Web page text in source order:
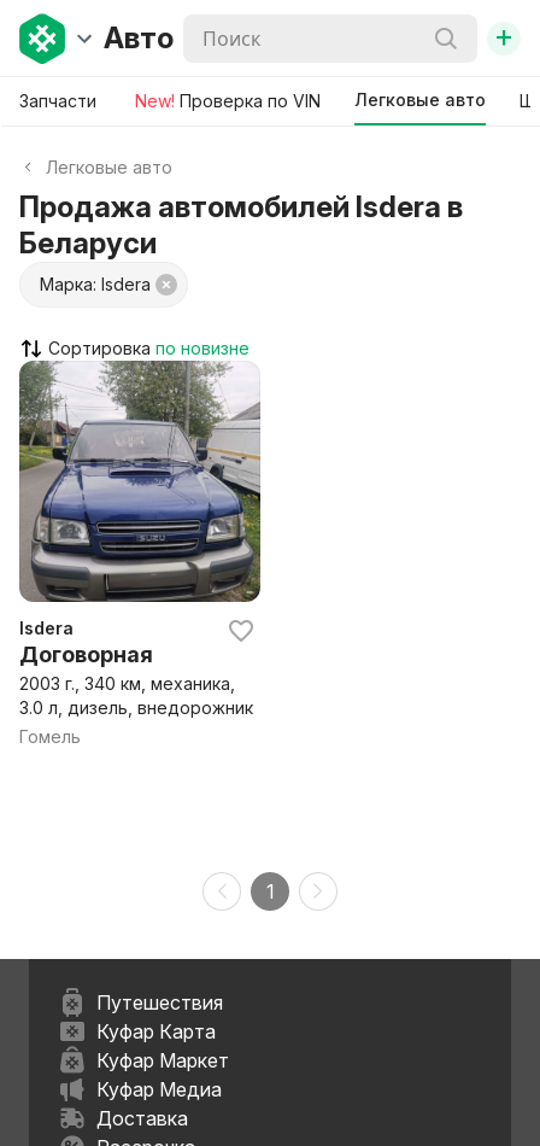
Авто +
Запчасти New! Проверка по VIN Легковые авто
Легковые авто
Продажа автомобилей Isdera в
Беларуси
Марка: Isdera
Сортировка
Isdera
Договорная
2003 г., 340 км, механика,
3.0 л, дизель, внедорожник
Гомель
1
Путешествия
Куфар Карта
Куфар Маркет
Куфар Медиа
Доставка